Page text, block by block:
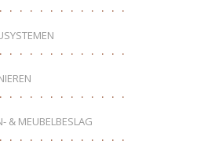
& MEUBELBESLAG